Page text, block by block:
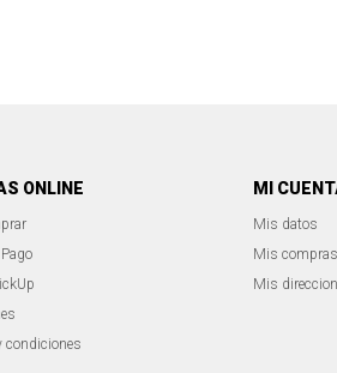
ONLINE
condiciones
MI
Mis datos
Mis compras
Mis